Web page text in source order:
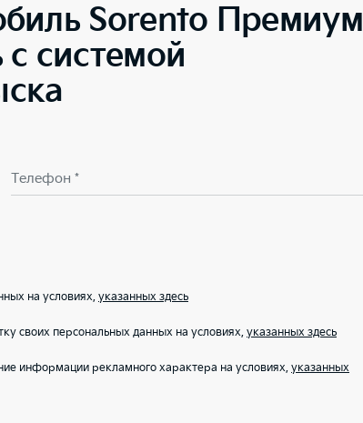
Sorento Премиум
системой
Телефон *
на условиях, указанных здесь
своих персональных данных на условиях, указанных здесь
информации рекламного характера на условиях,указанных